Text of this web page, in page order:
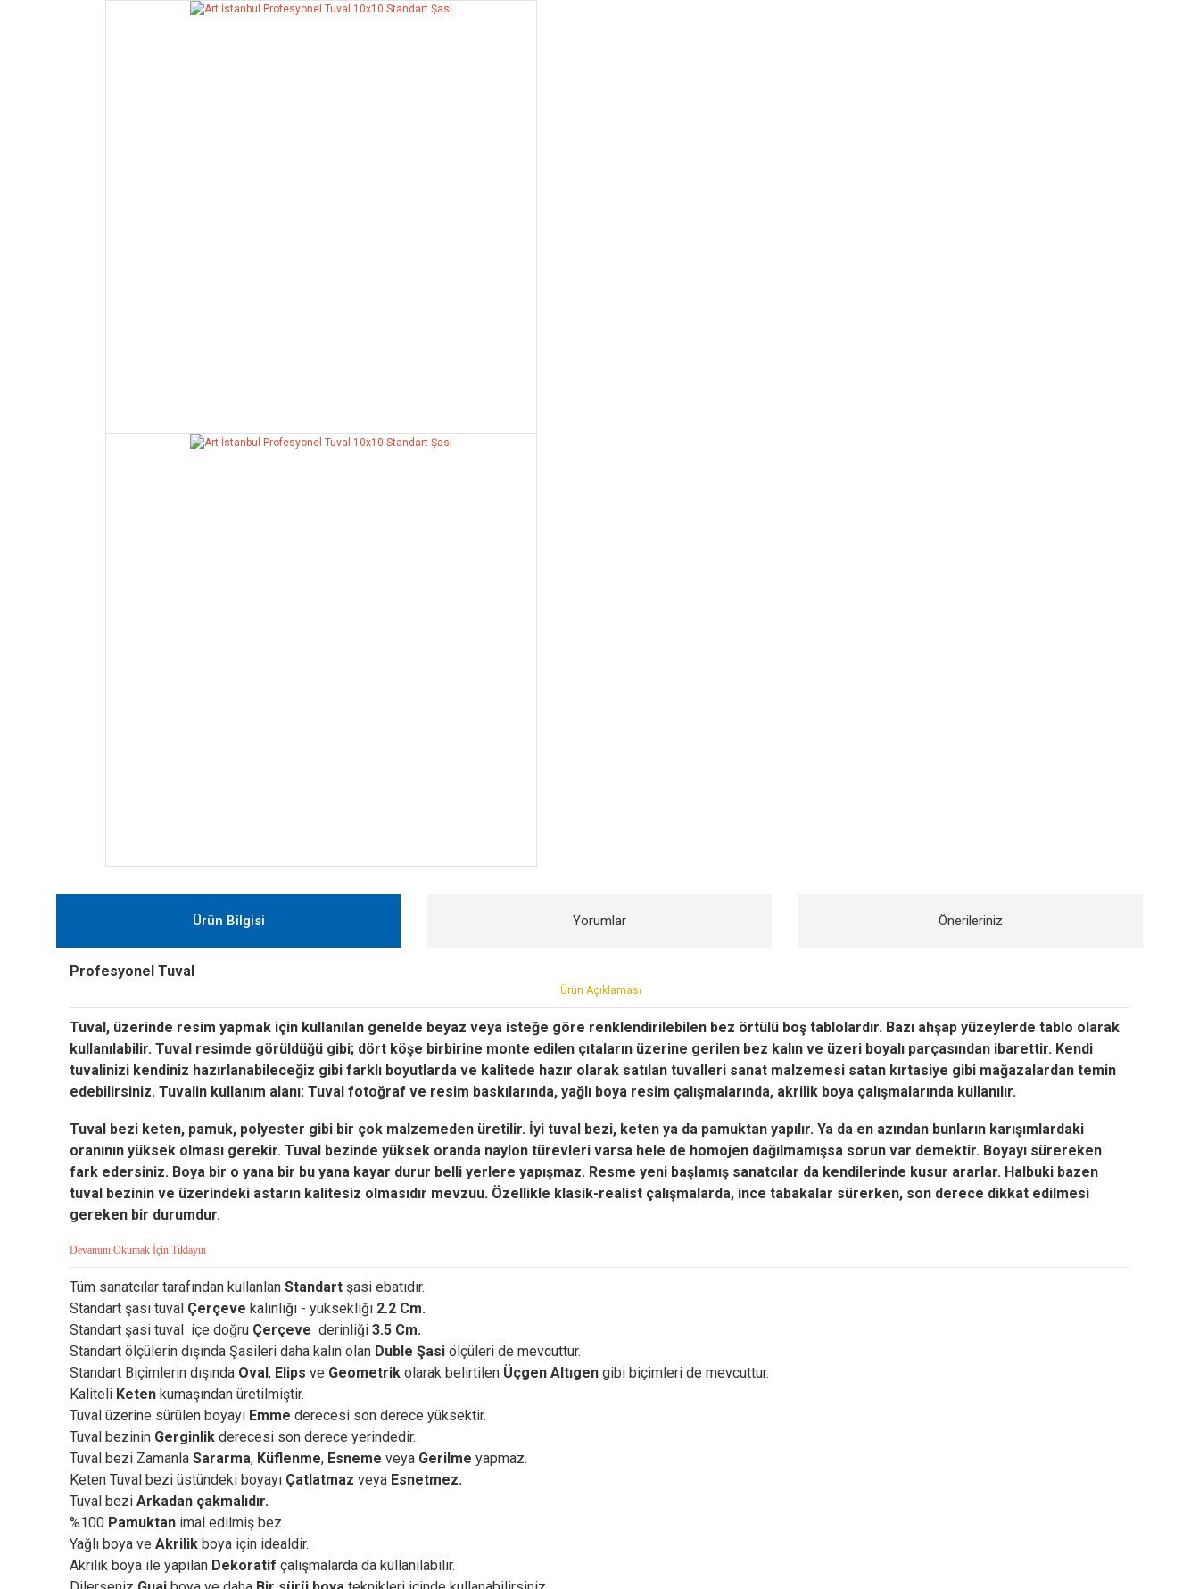
Ürün Bilgisi Yorumlar Önerileriniz
Profesyonel Tuval
Ürün Açıklaması
Tuval, üzerinde resim yapmak için kullanılan genelde beyaz veya isteğe göre renklendirilebilen bez örtülü boş tablolardır. Bazı ahşap yüzeylerde tablo olarak
kullanılabilir. Tuval resimde görüldüğü gibi; dört köşe birbirine monte edilen çıtaların üzerine gerilen bez kalın ve üzeri boyalı parçasından ibarettir. Kendi
tuvalinizi kendiniz hazırlanabileceğiz gibi farklı boyutlarda ve kalitede hazır olarak satılan tuvalleri sanat malzemesi satan kırtasiye gibi mağazalardan temin
edebilirsiniz. Tuvalin kullanım alanı: Tuval fotoğraf ve resim baskılarında, yağlı boya resim çalışmalarında, akrilik boya çalışmalarında kullanılır.
Tuval bezi keten, pamuk, polyester gibi bir çok malzemeden üretilir. İyi tuval bezi, keten ya da pamuktan yapılır. Ya da en azından bunların karışımlardaki
oranının yüksek olması gerekir. Tuval bezinde yüksek oranda naylon türevleri varsa hele de homojen dağılmamışsa sorun var demektir. Boyayı sürereken
fark edersiniz. Boya bir o yana bir bu yana kayar durur belli yerlere yapışmaz. Resme yeni başlamış sanatcılar da kendilerinde kusur ararlar. Halbuki bazen
tuval bezinin ve üzerindeki astarın kalitesiz olmasıdır mevzuu. Özellikle klasik-realist çalışmalarda, ince tabakalar sürerken, son derece dikkat edilmesi
gereken bir durumdur.
Devamını Okumak İçin Tıklayın
Tüm sanatcılar tarafından kullanlan Standart şasi ebatıdır.
Standart şasi tuval Çerçeve kalınlığı - yüksekliği 2.2 Cm.
Standart şasi tuval içe doğru Çerçeve derinliği 3.5 Cm.
Standart ölçülerin dışında Şasileri daha kalın olan Duble Şasi ölçüleri de mevcuttur.
Standart Biçimlerin dışında Oval, Elips ve Geometrik olarak belirtilen Üçgen Altıgen gibi biçimleri de mevcuttur.
Kaliteli Keten kumaşından üretilmiştir.
Tuval üzerine sürülen boyayı Emme derecesi son derece yüksektir.
Tuval bezinin Gerginlik derecesi son derece yerindedir.
Tuval bezi Zamanla Sararma, Küflenme, Esneme veya Gerilme yapmaz.
Keten Tuval bezi üstündeki boyayı Çatlatmaz veya Esnetmez.
Tuval bezi Arkadan çakmalıdır.
%100 Pamuktan imal edilmiş bez.
Yağlı boya ve Akrilik boya için idealdir.
Akrilik boya ile yapılan Dekoratif çalışmalarda da kullanılabilir.